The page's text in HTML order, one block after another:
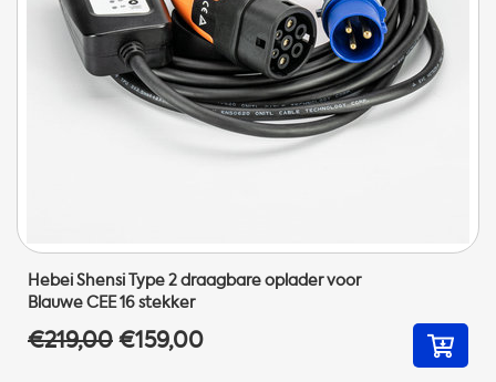
Hebei Shensi Type 2 draagbare oplader voor
Blauwe CEE 16 stekker
€219,00€159,00